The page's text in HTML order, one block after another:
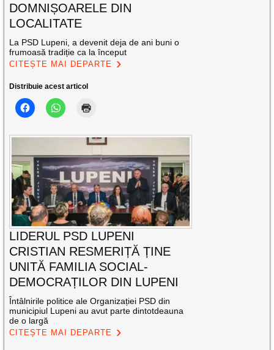
DOMNIȘOARELE DIN
LOCALITATE
La PSD Lupeni, a devenit deja de ani buni o
frumoasă tradiție ca la început
CITEȘTE MAI DEPARTE
Distribuie acest articol
LIDERUL PSD LUPENI
CRISTIAN RESMERIȚĂ ȚINE
UNITĂ FAMILIA SOCIAL-
DEMOCRAȚILOR DIN LUPENI
Întâlnirile politice ale Organizației PSD din
municipiul Lupeni au avut parte dintotdeauna
de o largă
CITEȘTE MAI DEPARTE